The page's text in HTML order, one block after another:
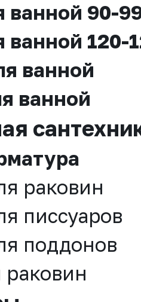
ванной 90-
ванной 120-
ванной
ванной
раковин
писсуаров
поддонов